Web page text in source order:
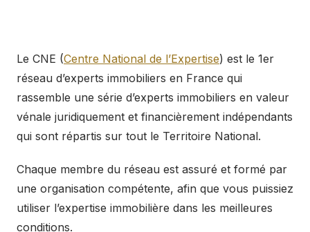
Le CNE (Centre National de l’Expertise) est le 1er
réseau d’experts immobiliers en France qui
rassemble une série d’experts immobiliers en valeur
vénale juridiquement et financièrement indépendants
qui sont répartis sur tout le Territoire National.
Chaque membre du réseau est assuré et formé par
une organisation compétente, afin que vous puissiez
utiliser l’expertise immobilière dans les meilleures
conditions.